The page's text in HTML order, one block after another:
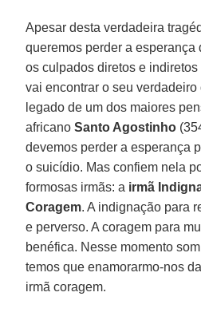
Apesar desta verdadeira
queremos perder a esperança
os culpados diretos e
vai encontrar o seu
legado de um dos maiores
africano Santo Agostinho
devemos perder a esperança
o suicídio. Mas confiem nela
formosas irmãs: a irmã
Coragem. A indignação para
e perverso. A coragem para
benéfica. Nesse momento
temos que enamorarmo-nos
irmã coragem.